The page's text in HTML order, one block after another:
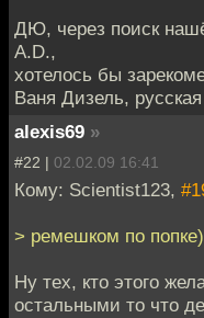
ДЮ, через поиск
A.D.,
хотелось бы
Ваня Дизель,
alexis69 »
#22 | 02.02.09 16:41
Кому: Scientist123,
> ремешком по
Ну тех, кто этого
остальными то что